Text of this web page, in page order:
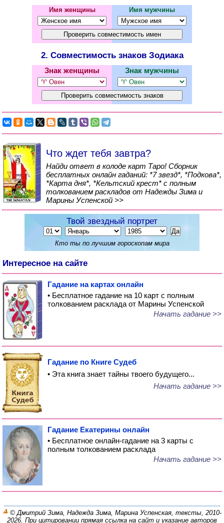
Имя женщины Имя мужчины
2. Совместимость знаков Зодиака
Знак женщины Знак мужчины
Что ждет тебя завтра?
Найди ответ в колоде карт Таро! Сборник
бесплатных онлайн гаданий: *7 звезд*, *Подкова*,
*Карта дня*, *Кельтский крест* с полным
толкованием раскладов от Надежды Зима и
Марины Успенской >>
Твой звездный портрет
Кто ты по лучшим гороскопам мира
Интересное на сайте
Гадание на картах онлайн
• Бесплатное гадание на 10 карт с полным
толкованием расклада от Марины Успенской
Начать гадание >>
Гадание по Книге Судеб
• Эта книга знает тайны твоего будущего...
Начать гадание >>
Гадание Екатерины онлайн
• Бесплатное онлайн-гадание на 3 карты с
полным толкованием расклада
Начать гадание >>
© Дмитрий Зима, Надежда Зима, Марина Успенская, тексты, 2010-
2026. При цитировании прямая ссылка на сайт и указание авторов